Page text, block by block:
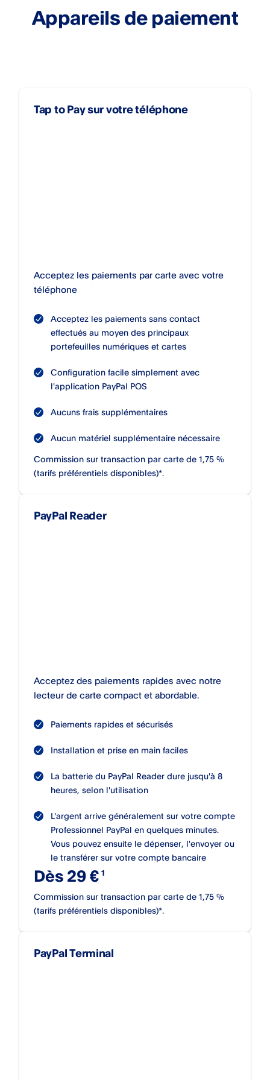
Appareils de paiement
Tap to Pay sur votre téléphone
Acceptez les paiements par carte avec votre
téléphone
Acceptez les paiements sans contact
effectués au moyen des principaux
portefeuilles numériques et cartes
Configuration facile simplement avec
l'application PayPal POS​
Aucuns frais supplémentaires
Aucun matériel supplémentaire nécessaire
Commission sur transaction par carte de 1,75 %
(tarifs préférentiels disponibles)*.
PayPal Reader
Acceptez des paiements rapides avec notre
lecteur de carte compact et abordable.
Paiements rapides et sécurisés
Installation et prise en main faciles
La batterie du PayPal Reader dure jusqu'à 8
heures, selon l'utilisation
L'argent arrive généralement sur votre compte
Professionnel PayPal en quelques minutes.
Vous pouvez ensuite le dépenser, l'envoyer ou
le transférer sur votre compte bancaire
Dès 29 €
Commission sur transaction par carte de 1,75 %
(tarifs préférentiels disponibles)*.
PayPal Terminal